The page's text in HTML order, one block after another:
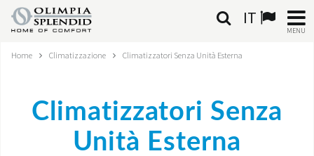
IT
MENU
ITALIANO
CLIMATIZZAZIONE
Home Climatizzazione Climatizzatori Senza Unità Esterna
Climatizzatori Senza
Unità Esterna